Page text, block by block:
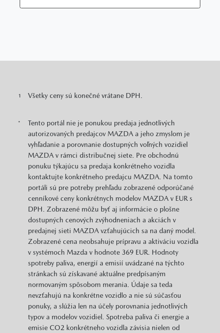
1 Všetky ceny sú konečné vrátane DPH.
*
Tento portál nie je ponukou predaja jednotlivých
autorizovaných predajcov MAZDA a jeho zmyslom je
vyhľadanie a porovnanie dostupných voľných vozidiel
MAZDA v rámci distribučnej siete. Pre obchodnú
ponuku týkajúcu sa predaja konkrétneho vozidla
kontaktujte konkrétneho predajcu MAZDA. Na tomto
portáli sú pre potreby prehľadu zobrazené odporúčané
cenníkové ceny konkrétnych modelov MAZDA v EUR s
DPH. Zobrazené môžu byť aj informácie o plošne
dostupných cenových zvýhodneniach a akciách v
predajnej sieti MAZDA vzťahujúcich sa na daný model.
Zobrazené cena neobsahuje prípravu a aktiváciu vozidla
v systémoch Mazda v hodnote 369 EUR. Hodnoty
spotreby paliva, energií a emisií uvádzané na týchto
stránkach sú získavané aktuálne predpísaným
normovaným spôsobom merania. Údaje sa teda
nevzťahujú na konkrétne vozidlo a nie sú súčasťou
ponuky, a slúžia len na účely porovnania jednotlivých
typov a modelov vozidiel. Spotreba paliva či energie a
emisie CO2 konkrétneho vozidla závisia nielen od